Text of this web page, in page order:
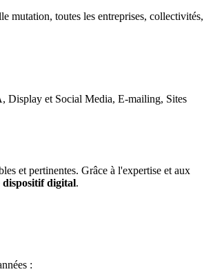
mutation, toutes les entreprises, collectivités,
Display et Social Media, E-mailing, Sites
et pertinentes. Grâce à l'expertise et aux
dispositif digital.
: